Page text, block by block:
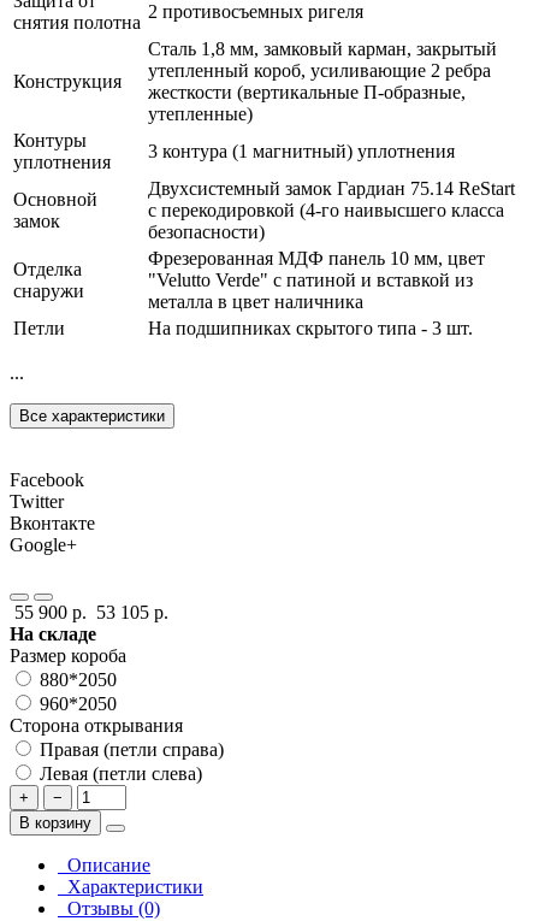
снятия полотна
2 противосъемных ригеля
Конструкция
Сталь 1,8 мм, замковый карман, закрытый
утепленный короб, усиливающие 2 ребра
жесткости (вертикальные П-образные,
утепленные)
Контуры
уплотнения
3 контура (1 магнитный) уплотнения
Основной
замок
Двухсистемный замок Гардиан 75.14 ReStart
с перекодировкой (4-го наивысшего класса
безопасности)
Отделка
снаружи
Фрезерованная МДФ панель 10 мм, цвет
"Velutto Verde" с патиной и вставкой из
металла в цвет наличника
Петли
На подшипниках скрытого типа - 3 шт.
...
Все характеристики
Facebook
Twitter
Вконтакте
Google+
55 900 р. 53 105 р.
На складе
Размер короба
880*2050
960*2050
Сторона открывания
Правая (петли справа)
Левая (петли слева)
+
−
В корзину
Описание
Характеристики
Отзывы (0)